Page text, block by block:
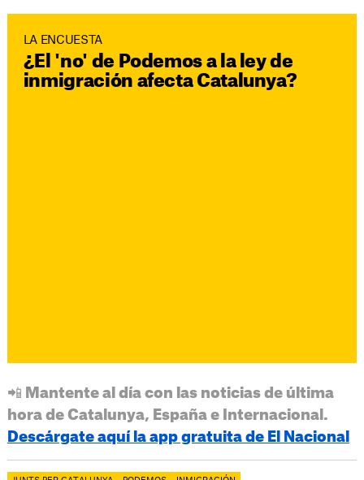
LA ENCUESTA
¿El 'no' de Podemos a la ley de
inmigración afecta Catalunya?
📲 Mantente al día con las noticias de última
hora de Catalunya, España e Internacional.
Descárgate aquí la app gratuita de El Nacional